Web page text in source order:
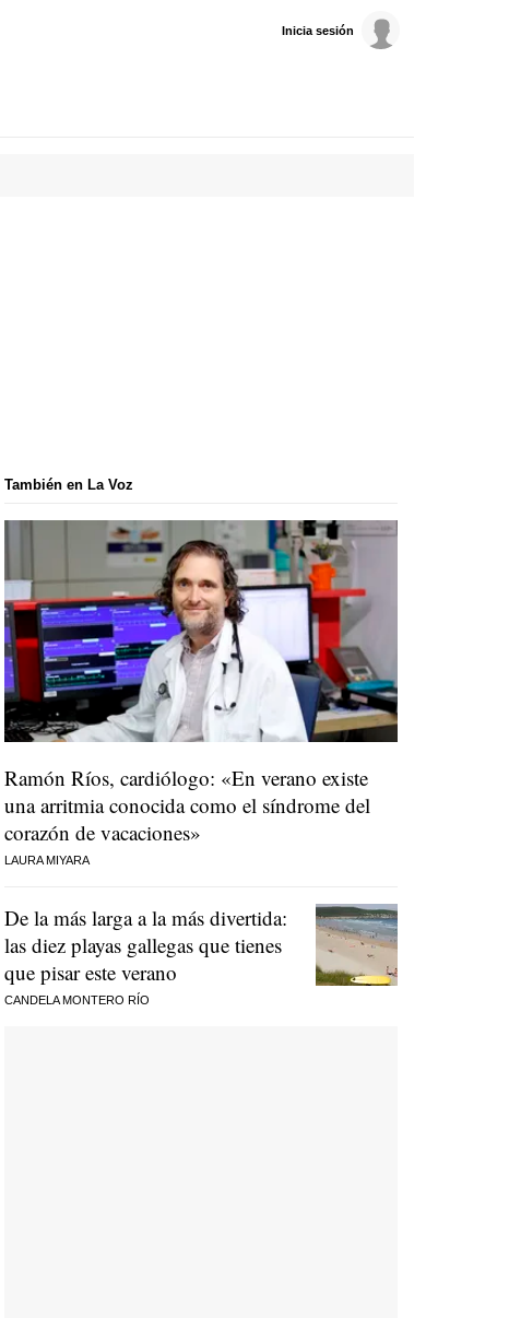
Inicia sesión
También en La Voz
Ramón Ríos, cardiólogo: «En verano existe
una arritmia conocida como el síndrome del
corazón de vacaciones»
LAURA MIYARA
De la más larga a la más divertida:
las diez playas gallegas que tienes
que pisar este verano
CANDELA MONTERO RÍO